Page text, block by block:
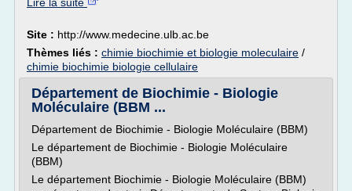
Site : http://www.medecine.ulb.ac.be
Thèmes liés : chimie biochimie et biologie moleculaire /
chimie biochimie biologie cellulaire
Département de Biochimie - Biologie
Moléculaire (BBM ...
Département de Biochimie - Biologie Moléculaire (BBM)
Le département de Biochimie - Biologie Moléculaire
(BBM)
Le département Biochimie - Biologie Moléculaire (BBM)